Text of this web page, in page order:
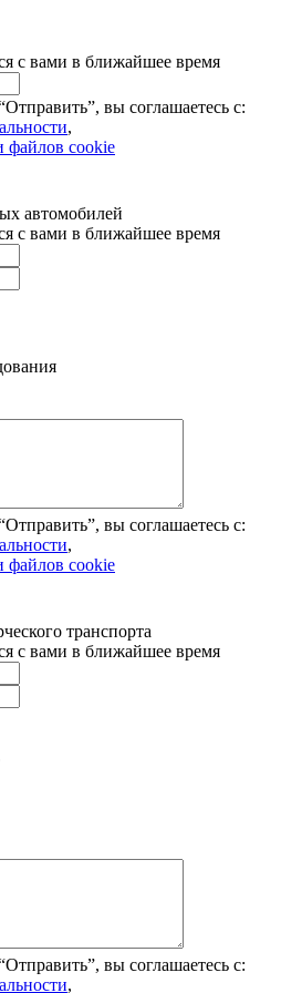
с вами в ближайшее время
вы соглашаетесь с:
,
файлов cookie
автомобилей
с вами в ближайшее время
вы соглашаетесь с:
,
файлов cookie
транспорта
с вами в ближайшее время
вы соглашаетесь с:
,